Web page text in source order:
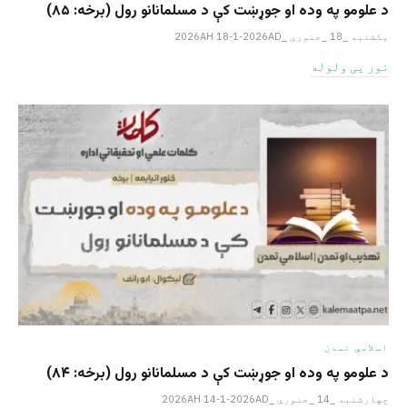
د علومو په وده او جوړښت کې د مسلمانانو رول (برخه: ۸۵)
یکشنبه _18 _جنوري _2026AH 18-1-2026AD
نور یی ولوله
اسلامي تمدن
د علومو په وده او جوړښت کې د مسلمانانو رول (برخه: ۸۴)
چهارشنبه _14 _جنوري _2026AH 14-1-2026AD